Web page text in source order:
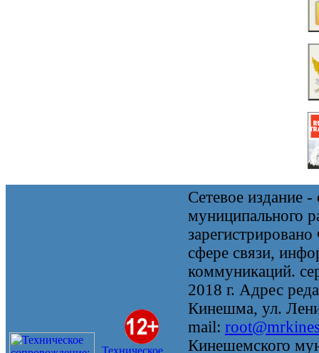
Техническое
Сетевое издание
муниципального
сфере связи,
коммуникаций.
2018 г. Адрес
Кинешма, ул.
mail:
Кинешемского